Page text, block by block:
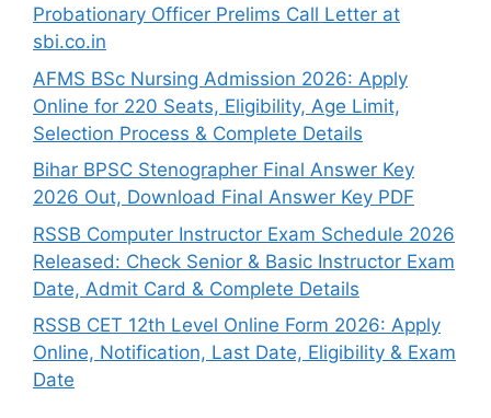
Probationary Officer Prelims Call Letter at
sbi.co.in
AFMS BSc Nursing Admission 2026: Apply
Online for 220 Seats, Eligibility, Age Limit,
Selection Process & Complete Details
Bihar BPSC Stenographer Final Answer Key
2026 Out, Download Final Answer Key PDF
RSSB Computer Instructor Exam Schedule 2026
Released: Check Senior & Basic Instructor Exam
Date, Admit Card & Complete Details
RSSB CET 12th Level Online Form 2026: Apply
Online, Notification, Last Date, Eligibility & Exam
Date